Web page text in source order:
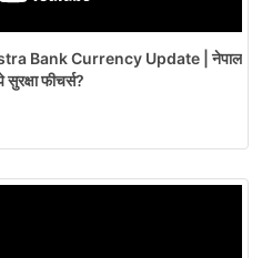
Bank Currency Update | नेपाल
फीचर्स?